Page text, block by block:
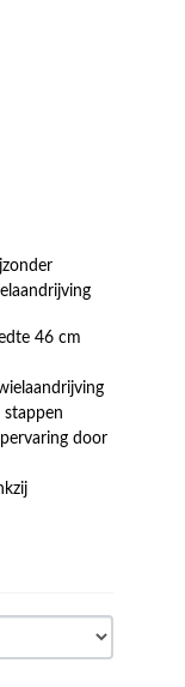
46 cm
stappen
door